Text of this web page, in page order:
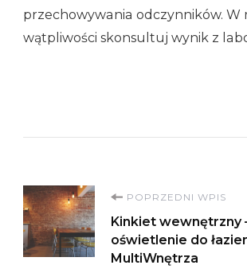
przechowywania odczynników. W
wątpliwości skonsultuj wynik z
Nawigacja
wpisu
POPRZEDNI WPIS
Kinkiet wewnętrzny
oświetlenie do
MultiWnętrza